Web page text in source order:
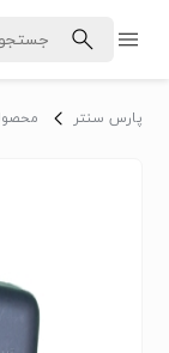
پارس سنتر